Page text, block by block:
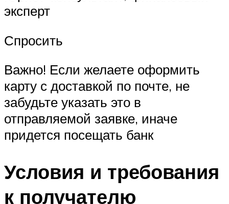
эксперт
Спросить
Важно! Если желаете оформить
карту с доставкой по почте, не
забудьте указать это в
отправляемой заявке, иначе
придется посещать банк
Условия и требования
к получателю